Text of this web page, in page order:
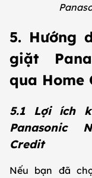
5. Hướng
giặt
qua Home
5.1 Lợi ích
Panasonic
Credit
Nếu bạn đã